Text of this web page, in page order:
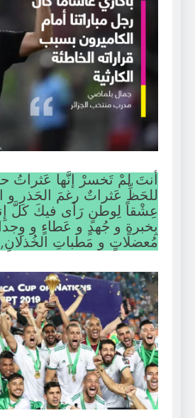
أنتَ لمْ تَخسرْ إنَّها عَثراتُ
للحَظِّ عَثراتٌ رغمَ الحَذرِ و
عِشْقاً لِوطنٍ رَأى فيكَ كلَّ
بِخبرةٍ و جُهدٍ و عَطاءٍ و
مُعضلاتٍ و مَطباتِ